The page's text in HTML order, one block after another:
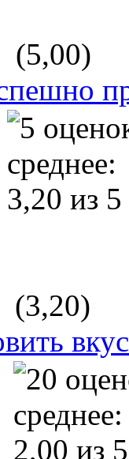
(5,00)
(3,20)